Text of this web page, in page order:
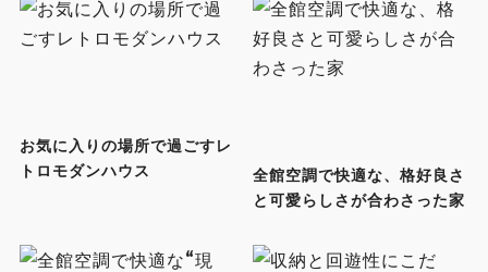
お気に入りの場所で過ごすレ
トロモダンハウス
全館空調で快適な、格好良さ
と可愛らしさが合わさった家